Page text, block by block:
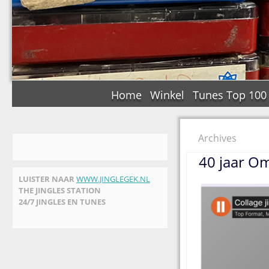
Home Winkel Tunes Top 100
LUISTER NAAR WWW.JINGLEGEK.NL
THE JINGLES STATION
24/7 JINGLES EN TUNES
Archives
40 jaar